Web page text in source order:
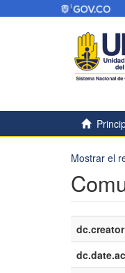
Mostrar el
dc.creator